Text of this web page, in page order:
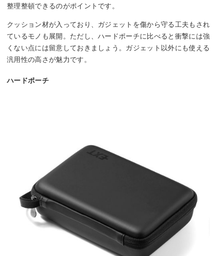
整理整頓できるのがポイントです。
クッション材が入っており、ガジェットを傷から守る工夫もされ
ているモノも展開。ただし、ハードポーチに比べると衝撃には強
くない点には留意しておきましょう。ガジェット以外にも使える
汎用性の高さが魅力です。
ハードポーチ